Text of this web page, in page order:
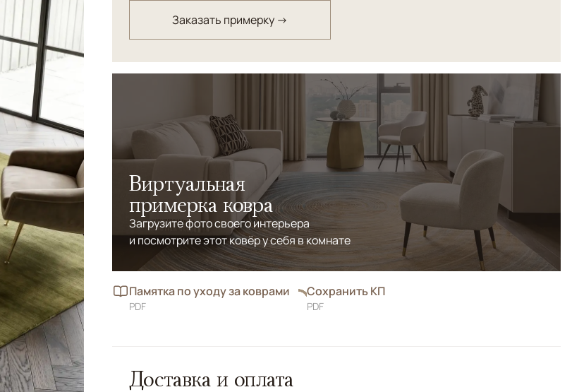
Заказать примерку →
Виртуальная
примерка ковра
Загрузите фото своего интерьера
и посмотрите этот ковёр у себя в комнате
Памятка по уходу за коврами
PDF
Сохранить КП
PDF
Доставка и оплата